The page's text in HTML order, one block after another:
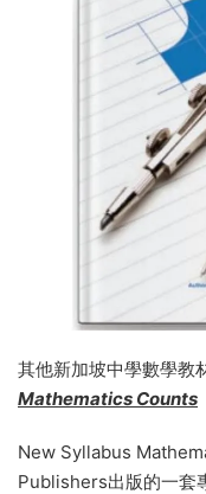
其他新加坡中學數學教
Mathematics Counts
New Syllabus
Publishers出版的一套